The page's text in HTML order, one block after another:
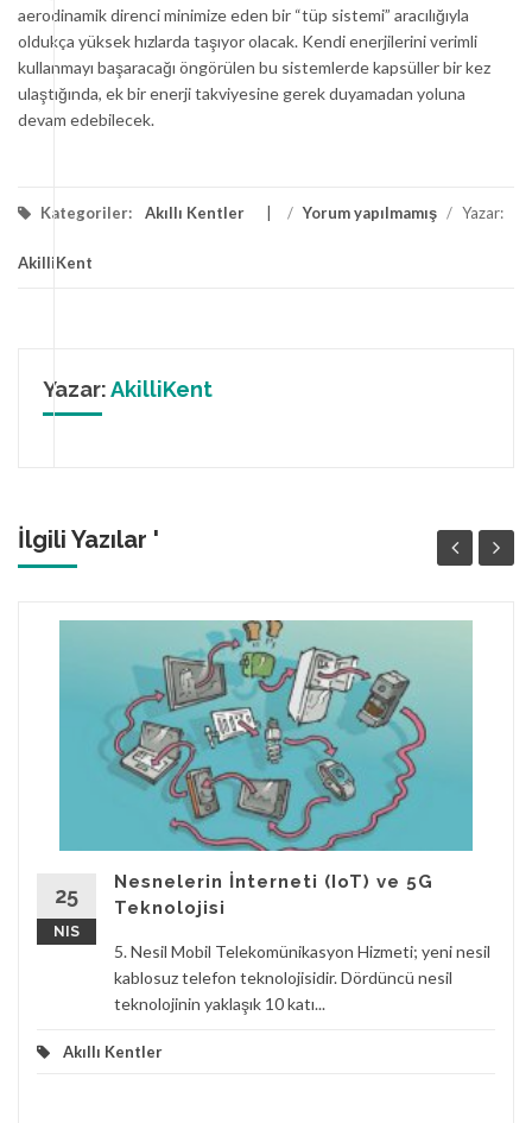
aerodinamik direnci minimize eden bir “tüp sistemi” aracılığıyla
oldukça yüksek hızlarda taşıyor olacak. Kendi enerjilerini verimli
kullanmayı başaracağı öngörülen bu sistemlerde kapsüller bir kez
ulaştığında, ek bir enerji takviyesine gerek duyamadan yoluna
devam edebilecek.
Kategoriler: Akıllı Kentler / Yorum yapılmamış / Yazar:
AkilliKent
Yazar:AkilliKent
İlgili Yazılar '
25
NIS
Nesnelerin İnterneti (IoT) ve 5G
Teknolojisi
5. Nesil Mobil Telekomünikasyon Hizmeti; yeni nesil
kablosuz telefon teknolojisidir. Dördüncü nesil
teknolojinin yaklaşık 10 katı...
Akıllı Kentler